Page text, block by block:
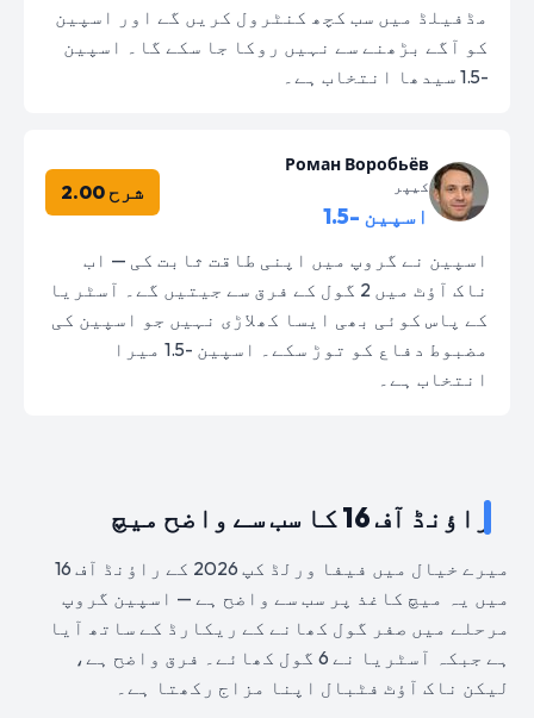
مڈفیلڈ میں سب کچھ کنٹرول کریں گے اور اسپین
کو آگے بڑھنے سے نہیں روکا جا سکے گا۔ اسپین
-1.5 سیدھا انتخاب ہے۔
Роман Воробьёв
کیپر
اسپین -1.5
شرح 2.00
اسپین نے گروپ میں اپنی طاقت ثابت کی — اب
ناک آؤٹ میں 2 گول کے فرق سے جیتیں گے۔ آسٹریا
کے پاس کوئی بھی ایسا کھلاڑی نہیں جو اسپین کی
مضبوط دفاع کو توڑ سکے۔ اسپین -1.5 میرا
انتخاب ہے۔
راؤنڈ آف 16 کا سب سے واضح میچ
میرے خیال میں فیفا ورلڈ کپ 2026 کے راؤنڈ آف 16
میں یہ میچ کاغذ پر سب سے واضح ہے — اسپین گروپ
مرحلے میں صفر گول کھانے کے ریکارڈ کے ساتھ آیا
ہے جبکہ آسٹریا نے 6 گول کھائے۔ فرق واضح ہے،
لیکن ناک آؤٹ فٹبال اپنا مزاج رکھتا ہے۔